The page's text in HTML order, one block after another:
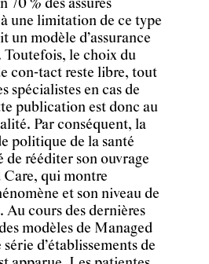
70 % des assurés
une limitation de ce type
un modèle d’assurance
Toutefois, le choix du
con-tact reste libre, tout
spécialistes en cas de
publication est donc au
Par conséquent, la
politique de la santé
de rééditer son ouvrage
qui montre
et son niveau de
Au cours des dernières
modèles de Managed
d’établissements de